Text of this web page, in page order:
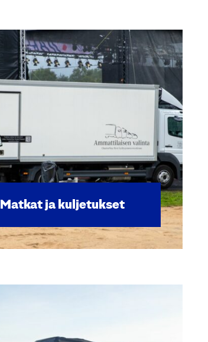
Mat­kat ja kul­je­tuk­set